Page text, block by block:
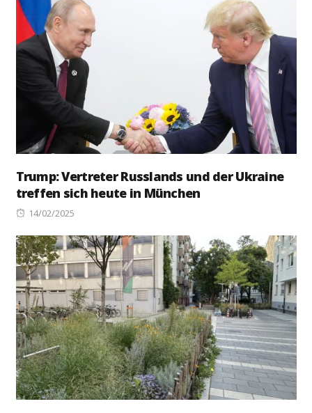
Trump: Vertreter Russlands und der Ukraine
treffen sich heute in München
Posted
14/02/2025